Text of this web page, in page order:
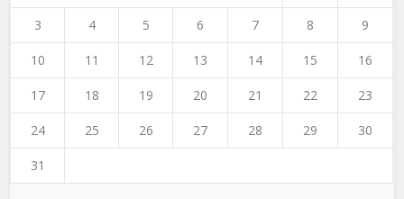
3 4 5 6 7 8 9
10 11 12 13 14 15 16
17 18 19 20 21 22 23
24 25 26 27 28 29 30
31